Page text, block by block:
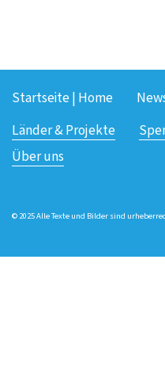
Startseite | Home
Länder & Projekte
Über uns
© 2025 Alle Texte und Bilder sind